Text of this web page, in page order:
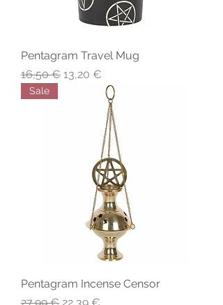
Pentagram Travel Mug
Precio
16,50 € Precio de oferta
13,20 €
Sale
Pentagram Incense Censor
Precio
Precio de oferta